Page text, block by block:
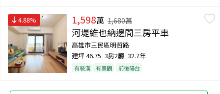
4.88% 1,598萬 1,680萬
河堤維也納邊間三房平車
高雄市三民區明哲路
建坪46.75 3房2廳 32.7年
有裝潢 有景觀 前後陽台